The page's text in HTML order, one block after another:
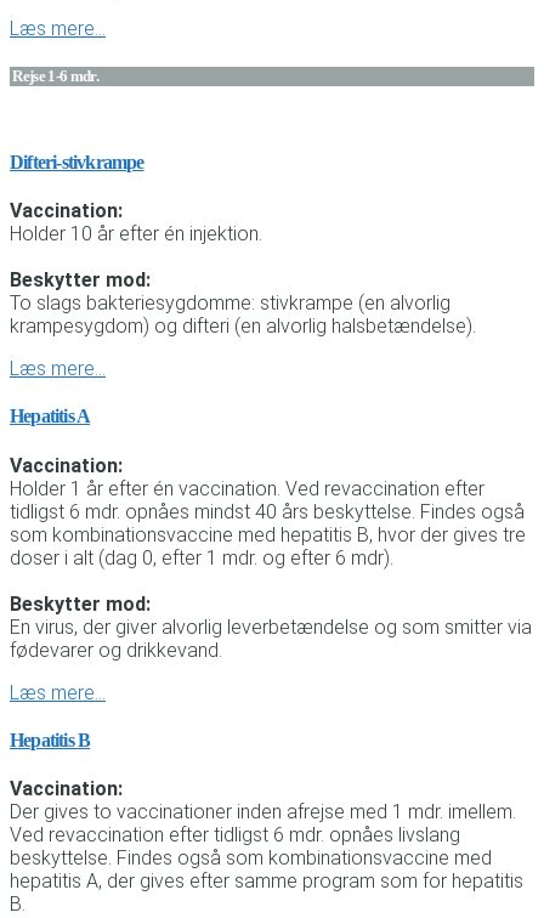
Læs mere…
Rejse 1-6 mdr.
Difteri-stivkrampe
Vaccination:
Holder 10 år efter én injektion.
Beskytter mod:
To slags bakteriesygdomme: stivkrampe (en alvorlig
krampesygdom) og difteri (en alvorlig halsbetændelse).
Læs mere…
Hepatitis A
Vaccination:
Holder 1 år efter én vaccination. Ved revaccination efter
tidligst 6 mdr. opnåes mindst 40 års beskyttelse. Findes også
som kombinationsvaccine med hepatitis B, hvor der gives tre
doser i alt (dag 0, efter 1 mdr. og efter 6 mdr).
Beskytter mod:
En virus, der giver alvorlig leverbetændelse og som smitter via
fødevarer og drikkevand.
Læs mere…
Hepatitis B
Vaccination:
Der gives to vaccinationer inden afrejse med 1 mdr. imellem.
Ved revaccination efter tidligst 6 mdr. opnåes livslang
beskyttelse. Findes også som kombinationsvaccine med
hepatitis A, der gives efter samme program som for hepatitis
B.